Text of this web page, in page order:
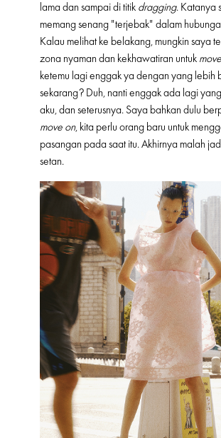
lama dan sampai di titik dragging. Katanya
memang senang "terjebak" dalam
Kalau melihat ke belakang, mungkin saya
zona nyaman dan kekhawatiran untuk
ketemu lagi enggak ya dengan yang lebih
sekarang? Duh, nanti enggak ada lagi
aku, dan seterusnya. Saya bahkan dulu
move on, kita perlu orang baru untuk
pasangan pada saat itu. Akhirnya malah
setan.